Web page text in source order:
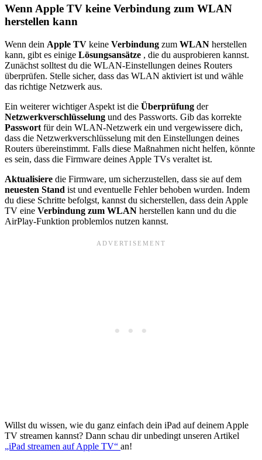
Wenn Apple TV keine Verbindung zum WLAN
herstellen kann
Wenn dein Apple TV keine Verbindung zum WLAN herstellen
kann, gibt es einige Lösungsansätze , die du ausprobieren kannst.
Zunächst solltest du die WLAN-Einstellungen deines Routers
überprüfen. Stelle sicher, dass das WLAN aktiviert ist und wähle
das richtige Netzwerk aus.
Ein weiterer wichtiger Aspekt ist die Überprüfung der
Netzwerkverschlüsselung und des Passworts. Gib das korrekte
Passwort für dein WLAN-Netzwerk ein und vergewissere dich,
dass die Netzwerkverschlüsselung mit den Einstellungen deines
Routers übereinstimmt. Falls diese Maßnahmen nicht helfen, könnte
es sein, dass die Firmware deines Apple TVs veraltet ist.
Aktualisiere die Firmware, um sicherzustellen, dass sie auf dem
neuesten Stand ist und eventuelle Fehler behoben wurden. Indem
du diese Schritte befolgst, kannst du sicherstellen, dass dein Apple
TV eine Verbindung zum WLAN herstellen kann und du die
AirPlay-Funktion problemlos nutzen kannst.
Willst du wissen, wie du ganz einfach dein iPad auf deinem Apple
TV streamen kannst? Dann schau dir unbedingt unseren Artikel
„iPad streamen auf Apple TV“ an!